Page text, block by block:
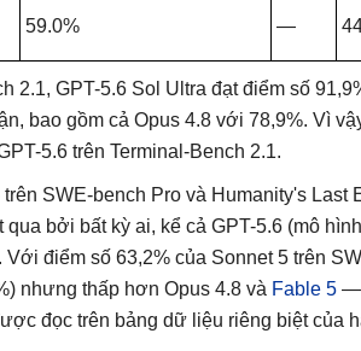
59.0% —
2.1, GPT-5.6 Sol Ultra đạt điểm số
bao gồm cả Opus 4.8 với 78,9%. Vì
5.6 trên Terminal-Bench 2.1.
SWE-bench Pro và Humanity's Last
bởi bất kỳ ai, kể cả GPT-5.6 (mô
điểm số 63,2% của Sonnet 5 trên
nhưng thấp hơn Opus 4.8 và Fable 5 —
đọc trên bảng dữ liệu riêng biệt của